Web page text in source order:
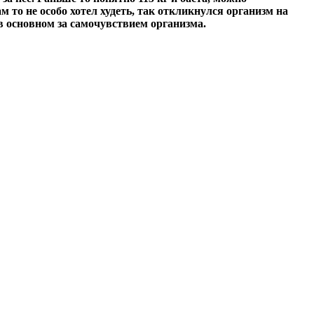
не особо хотел худеть, так откликнулся организм на
основном за самочувствием организма.